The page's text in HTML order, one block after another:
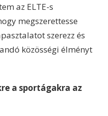
az ELTE-s
megszerettesse
szerezz és
közösségi élményt
a sportágakra az